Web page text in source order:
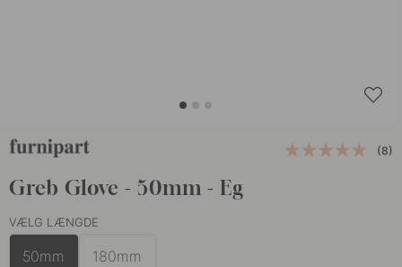
(8)
Greb Glove - 50mm - Eg
VÆLG LÆNGDE
50mm 180mm